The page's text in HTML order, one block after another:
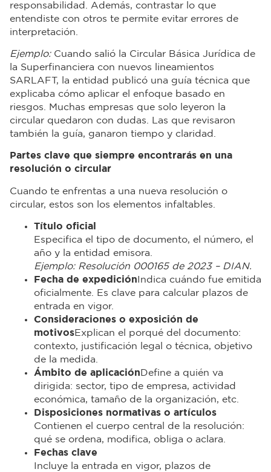
responsabilidad. Además, contrastar lo que
entendiste con otros te permite evitar errores de
interpretación.
Ejemplo:Cuando salió la Circular Básica Jurídica de
la Superfinanciera con nuevos lineamientos
SARLAFT, la entidad publicó una guía técnica que
explicaba cómo aplicar el enfoque basado en
riesgos. Muchas empresas que solo leyeron la
circular quedaron con dudas. Las que revisaron
también la guía, ganaron tiempo y claridad.
Partes clave que siempre encontrarás en una
resolución o circular
Cuando te enfrentas a una nueva resolución o
circular, estos son los elementos infaltables.
Título oficial
Especifica el tipo de documento, el número, el
año y la entidad emisora.
Ejemplo: Resolución 000165 de 2023 – DIAN.
Fecha de expedición Indica cuándo fue emitida
oficialmente. Es clave para calcular plazos de
entrada en vigor.
Consideraciones o exposición de
motivosExplican el porqué del documento:
contexto, justificación legal o técnica, objetivo
de la medida.
Ámbito de aplicación Define a quién va
dirigida: sector, tipo de empresa, actividad
económica, tamaño de la organización, etc.
Disposiciones normativas o artículos
Contienen el cuerpo central de la resolución:
qué se ordena, modifica, obliga o aclara.
Fechas clave
Incluye la entrada en vigor, plazos de